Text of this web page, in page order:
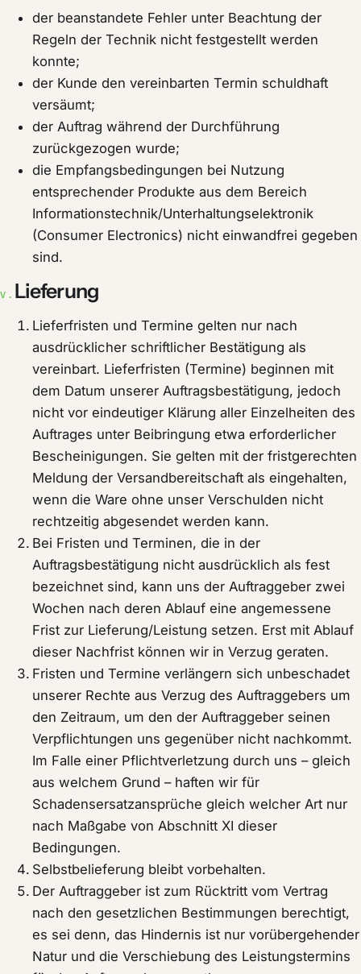
der beanstandete Fehler unter Beachtung der
Regeln der Technik nicht festgestellt werden
konnte;
der Kunde den vereinbarten Termin schuldhaft
versäumt;
der Auftrag während der Durchführung
zurückgezogen wurde;
die Empfangsbedingungen bei Nutzung
entsprechender Produkte aus dem Bereich
Informationstechnik/Unterhaltungselektronik
(Consumer Electronics) nicht einwandfrei gegeben
sind.
V. Lieferung
Lieferfristen und Termine gelten nur nach
ausdrücklicher schriftlicher Bestätigung als
vereinbart. Lieferfristen (Termine) beginnen mit
dem Datum unserer Auftragsbestätigung, jedoch
nicht vor eindeutiger Klärung aller Einzelheiten des
Auftrages unter Beibringung etwa erforderlicher
Bescheinigungen. Sie gelten mit der fristgerechten
Meldung der Versandbereitschaft als eingehalten,
wenn die Ware ohne unser Verschulden nicht
rechtzeitig abgesendet werden kann.
Bei Fristen und Terminen, die in der
Auftragsbestätigung nicht ausdrücklich als fest
bezeichnet sind, kann uns der Auftraggeber zwei
Wochen nach deren Ablauf eine angemessene
Frist zur Lieferung/Leistung setzen. Erst mit Ablauf
dieser Nachfrist können wir in Verzug geraten.
Fristen und Termine verlängern sich unbeschadet
unserer Rechte aus Verzug des Auftraggebers um
den Zeitraum, um den der Auftraggeber seinen
Verpflichtungen uns gegenüber nicht nachkommt.
Im Falle einer Pflichtverletzung durch uns – gleich
aus welchem Grund – haften wir für
Schadensersatzansprüche gleich welcher Art nur
nach Maßgabe von Abschnitt XI dieser
Bedingungen.
Selbstbelieferung bleibt vorbehalten.
Der Auftraggeber ist zum Rücktritt vom Vertrag
nach den gesetzlichen Bestimmungen berechtigt,
es sei denn, das Hindernis ist nur vorübergehender
Natur und die Verschiebung des Leistungstermins